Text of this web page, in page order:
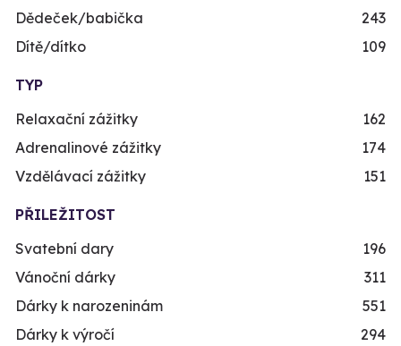
Dědeček/babička
243
Dítě/dítko
109
TYP
Relaxační zážitky
162
Adrenalinové zážitky
174
Vzdělávací zážitky
151
PŘILEŽITOST
Svatební dary
196
Vánoční dárky
311
Dárky k narozeninám
551
Dárky k výročí
294